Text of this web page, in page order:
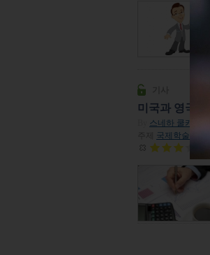
미국과 영국의
스네하 쿨카니
국제학술트렌드